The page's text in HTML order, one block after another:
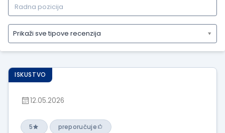
Prikaži sve tipove recenzija
Prikaži
sve
tipove
recenzija
iskustva
radu
ISKUSTVO
12.05.2026
5 preporučuje